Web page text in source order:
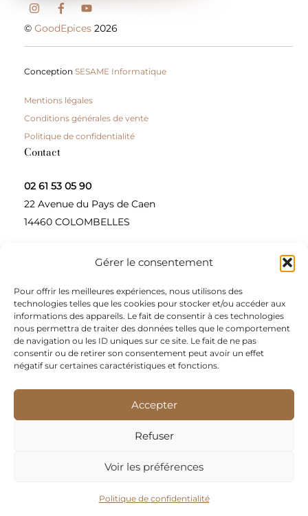
Gérer le consentement
Pour offrir les meilleures expériences, nous utilisons des
technologies telles que les cookies pour stocker et/ou accéder aux
informations des appareils. Le fait de consentir à ces technologies
nous permettra de traiter des données telles que le comportement
de navigation ou les ID uniques sur ce site. Le fait de ne pas
consentir ou de retirer son consentement peut avoir un effet
négatif sur certaines caractéristiques et fonctions.
Accepter
Refuser
Voir les préférences
Politique de confidentialité
©GoodEpices 2026
ConceptionSESAME Informatique
Mentions légales
Conditions générales de vente
Politique de confidentialité
Contact
02 61 53 05 90
22 Avenue du Pays de Caen
14460 COLOMBELLES
Contactez-nous
A propos
Une entreprise à taille humaine, concepteur et
fournisseur de produits alimentaires et d’épices pour
les restaurateurs, dont le siège social est à Colombelles
Nous sommes apporteurs d’idées, de solutions, et
répondons présents pour les demandes spécifiques des
Nos meilleures ventes